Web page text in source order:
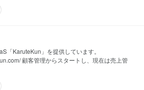
「KaruteKun」を提供しています。
顧客管理からスタートし、現在は売上管